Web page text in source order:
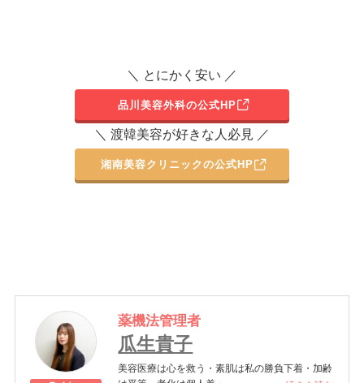
＼ とにかく安い ／
品川美容外科の公式HP
＼ 渡韓美容が好きな人必見 ／
湘南美容クリニックの公式HP
薬機法管理者
瓜生貴子
美容医療は心を救う・素肌は私の勝負下着・加齢